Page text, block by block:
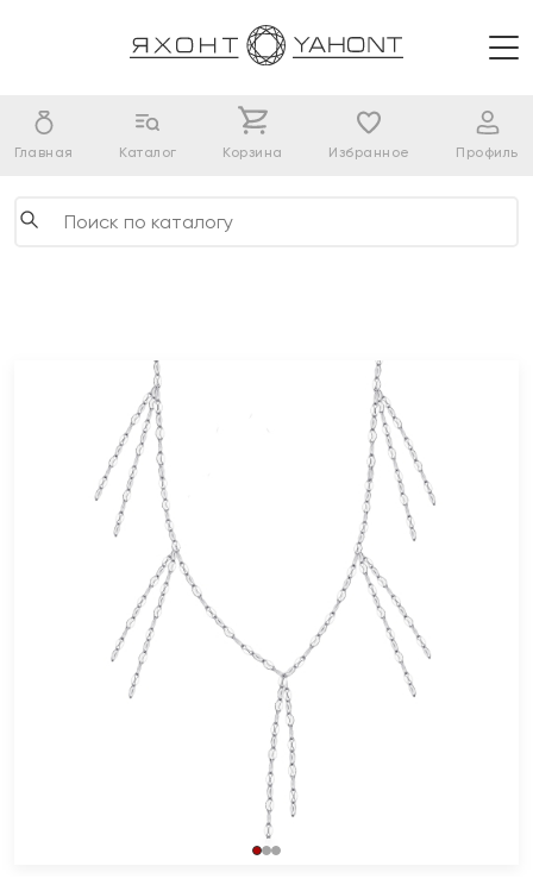
Главная Каталог Корзина Избранное Профиль